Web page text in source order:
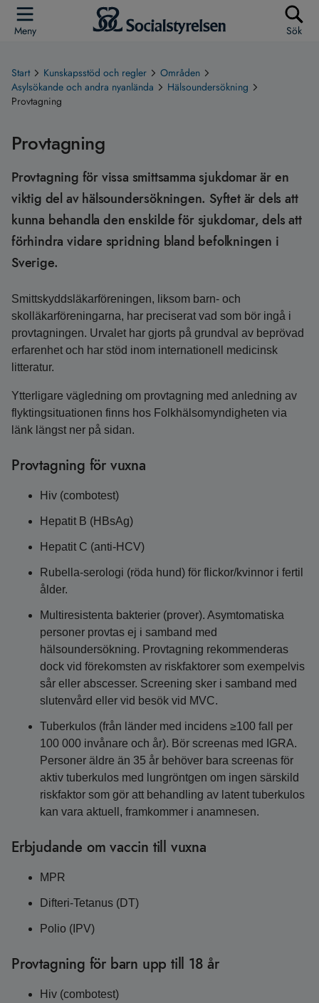
Meny Sök
Start Kunskapsstöd och regler
Områden
Asylsökande och andra nyanlända
Hälsoundersökning
Provtagning
Provtagning
Provtagning för vissa smittsamma sjukdomar är en
viktig del av hälsoundersökningen. Syftet är dels att
kunna behandla den enskilde för sjukdomar, dels att
förhindra vidare spridning bland befolkningen i
Sverige.
Smittskyddsläkarföreningen, liksom barn- och
skolläkarföreningarna, har preciserat vad som bör ingå i
provtagningen. Urvalet har gjorts på grundval av beprövad
erfarenhet och har stöd inom internationell medicinsk
litteratur.
Ytterligare vägledning om provtagning med anledning av
flyktingsituationen finns hos Folkhälsomyndigheten via
länk längst ner på sidan.
Provtagning för vuxna
Hiv (combotest)
Hepatit B (HBsAg)
Hepatit C (anti-HCV)
Rubella-serologi (röda hund) för flickor/kvinnor i fertil
ålder.
Multiresistenta bakterier (prover). Asymtomatiska
personer provtas ej i samband med
hälsoundersökning. Provtagning rekommenderas
dock vid förekomsten av riskfaktorer som exempelvis
sår eller abscesser. Screening sker i samband med
slutenvård eller vid besök vid MVC.
Tuberkulos (från länder med incidens ≥100 fall per
100 000 invånare och år). Bör screenas med IGRA.
Personer äldre än 35 år behöver bara screenas för
aktiv tuberkulos med lungröntgen om ingen särskild
riskfaktor som gör att behandling av latent tuberkulos
kan vara aktuell, framkommer i anamnesen.
Erbjudande om vaccin till vuxna
MPR
Difteri-Tetanus (DT)
Polio (IPV)
Provtagning för barn upp till 18 år
Hiv (combotest)